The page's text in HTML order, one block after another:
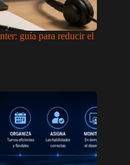
guía para reducir el